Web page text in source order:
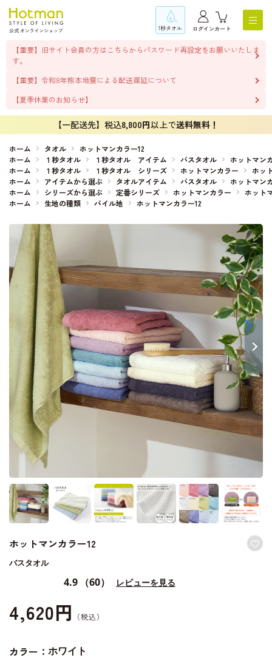
1秒タオル ログインカート
【重要】旧サイト会員の方はこちらからパスワード再設定をお願いいたしま
す。
【重要】令和8年熊本地震による配送遅延について
【夏季休業のお知らせ】
【一配送先】税込8,800円以上で送料無料！
ホーム タオル
ホットマンカラー12
ホーム
１秒タオル １秒タオル アイテム バスタオル
ホットマン
ホーム
１秒タオル １秒タオル シリーズ ホットマンカラー
ホッ
ホーム
アイテムから選ぶ タオルアイテム バスタオル
ホットマン
ホーム
シリーズから選ぶ 定番シリーズ ホットマンカラー
ホット
ホーム
生地の種類 パイル地 ホットマンカラー12
ホットマンカラー12
バスタオル
4.9 （60） レビューを見る
4,620円
カラー： ホワイト